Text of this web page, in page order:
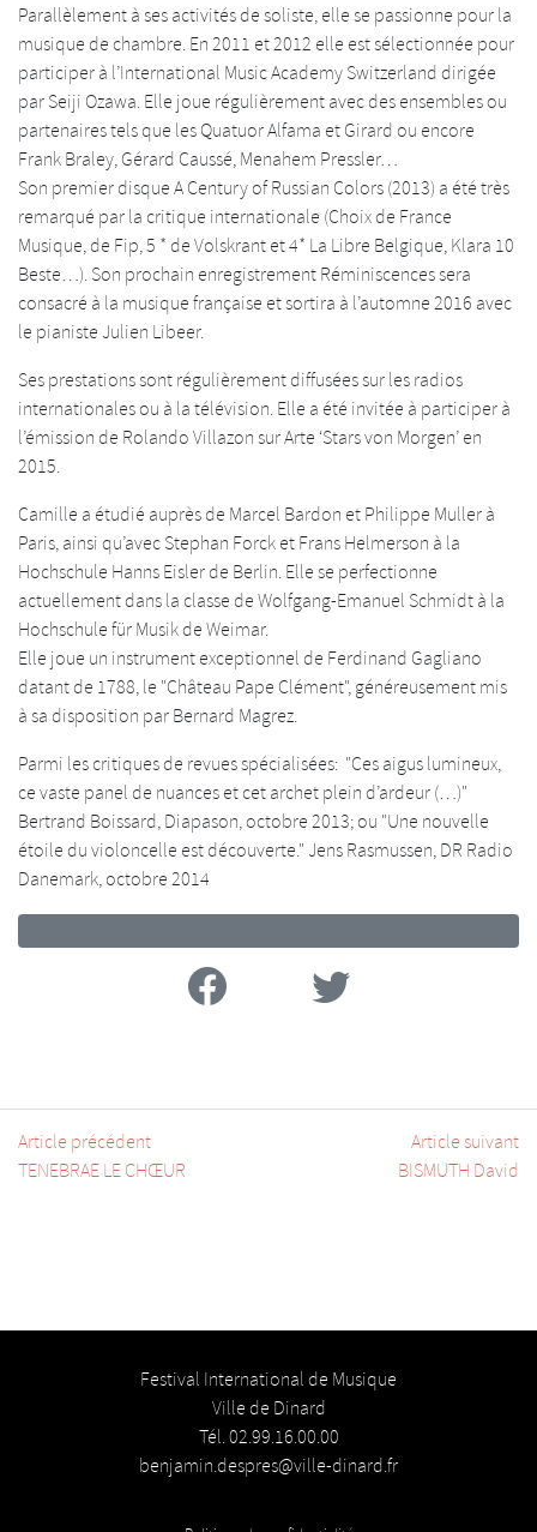
Parallèlement à ses activités de soliste, elle se passionne pour la
musique de chambre. En 2011 et 2012 elle est sélectionnée pour
participer à l’International Music Academy Switzerland dirigée
par Seiji Ozawa. Elle joue régulièrement avec des ensembles ou
partenaires tels que les Quatuor Alfama et Girard ou encore
Frank Braley, Gérard Caussé, Menahem Pressler…
Son premier disque A Century of Russian Colors (2013) a été très
remarqué par la critique internationale (Choix de France
Musique, de Fip, 5 * de Volskrant et 4* La Libre Belgique, Klara 10
Beste…). Son prochain enregistrement Réminiscences sera
consacré à la musique française et sortira à l’automne 2016 avec
le pianiste Julien Libeer.
Ses prestations sont régulièrement diffusées sur les radios
internationales ou à la télévision. Elle a été invitée à participer à
l’émission de Rolando Villazon sur Arte ‘Stars von Morgen’ en
2015.
Camille a étudié auprès de Marcel Bardon et Philippe Muller à
Paris, ainsi qu’avec Stephan Forck et Frans Helmerson à la
Hochschule Hanns Eisler de Berlin. Elle se perfectionne
actuellement dans la classe de Wolfgang-Emanuel Schmidt à la
Hochschule für Musik de Weimar.
Elle joue un instrument exceptionnel de Ferdinand Gagliano
datant de 1788, le "Château Pape Clément", généreusement mis
à sa disposition par Bernard Magrez.
Parmi les critiques de revues spécialisées: "Ces aigus lumineux,
ce vaste panel de nuances et cet archet plein d’ardeur (…)"
Bertrand Boissard, Diapason, octobre 2013; ou "Une nouvelle
étoile du violoncelle est découverte." Jens Rasmussen, DR Radio
Danemark, octobre 2014
FacebookTwitter
Article précédent
TENEBRAE LE CHŒUR
Article suivant
BISMUTH David
Festival International de Musique
Ville de Dinard
Tél. 02.99.16.00.00
benjamin.despres@ville-dinard.fr